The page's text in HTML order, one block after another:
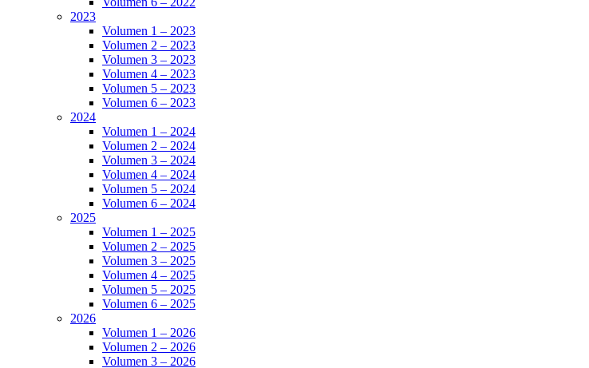
2023
Volumen 1 – 2023
Volumen 2 – 2023
Volumen 3 – 2023
Volumen 4 – 2023
Volumen 5 – 2023
Volumen 6 – 2023
2024
Volumen 1 – 2024
Volumen 2 – 2024
Volumen 3 – 2024
Volumen 4 – 2024
Volumen 5 – 2024
Volumen 6 – 2024
2025
Volumen 1 – 2025
Volumen 2 – 2025
Volumen 3 – 2025
Volumen 4 – 2025
Volumen 5 – 2025
Volumen 6 – 2025
2026
Volumen 1 – 2026
Volumen 2 – 2026
Volumen 3 – 2026